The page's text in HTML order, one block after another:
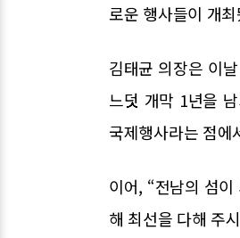
로운 행사들이 개
김태균 의장은 이
느덧 개막 1년을
국제행사라는 점에
이어, “전남의 섬
해 최선을 다해 주